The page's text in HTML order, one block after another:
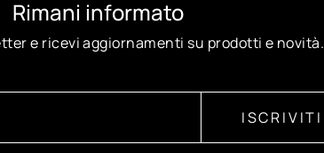
Rimani informato
e ricevi aggiornamenti su prodotti e novità.
ISCRIVITI